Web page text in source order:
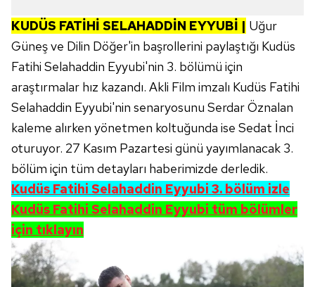
KUDÜS FATİHİ SELAHADDİN EYYUBİ | Uğur
Güneş ve Dilin Döğer'in başrollerini paylaştığı Kudüs
Fatihi Selahaddin Eyyubi'nin 3. bölümü için
araştırmalar hız kazandı. Akli Film imzalı Kudüs Fatihi
Selahaddin Eyyubi'nin senaryosunu Serdar Öznalan
kaleme alırken yönetmen koltuğunda ise Sedat İnci
oturuyor. 27 Kasım Pazartesi günü yayımlanacak 3.
bölüm için tüm detayları haberimizde derledik.
Kudüs Fatihi Selahaddin Eyyubi 3. bölüm izle
Kudüs Fatihi Selahaddin Eyyubi tüm bölümler
için tıklayın